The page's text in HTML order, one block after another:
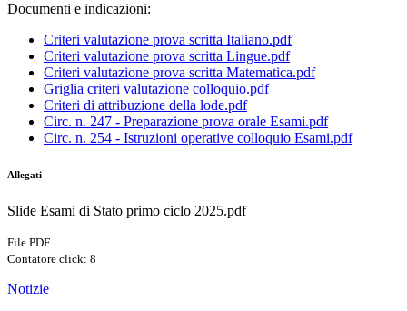
Documenti e indicazioni:
Criteri valutazione prova scritta Italiano.pdf
Criteri valutazione prova scritta Lingue.pdf
Criteri valutazione prova scritta Matematica.pdf
Griglia criteri valutazione colloquio.pdf
Criteri di attribuzione della lode.pdf
Circ. n. 247 - Preparazione prova orale Esami.pdf
Circ. n. 254 - Istruzioni operative colloquio Esami.pdf
Allegati
Slide Esami di Stato primo ciclo 2025.pdf
File PDF
Contatore click: 8
Notizie